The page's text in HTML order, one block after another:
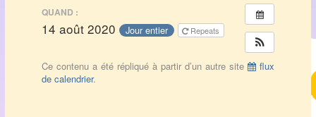
QUAND :
14 août 2020 Jour entier Repeats
Ce contenu a été répliqué à partir d’un autre site
flux
de calendrier.